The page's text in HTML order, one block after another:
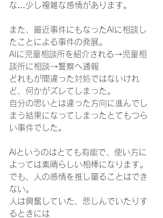
な…少し複雑な感情があります。
また、最近事件にもなったAIに相談し
たことによる事件の発展。
AIに児童相談所を紹介される→児童相
談所に相談→警察へ通報
どれもが間違った対処ではないけれ
ど、何かがズレてしまった。
自分の思いとは違った方向に進んでし
まう結果になってしまったとてもつら
い事件でした。
AIというのはとても有能で、使い方に
よっては素晴らしい相棒になります。
でも、人の感情を推し量ることはでき
ない。
人は興奮していた、悲しんでいたりす
るときには